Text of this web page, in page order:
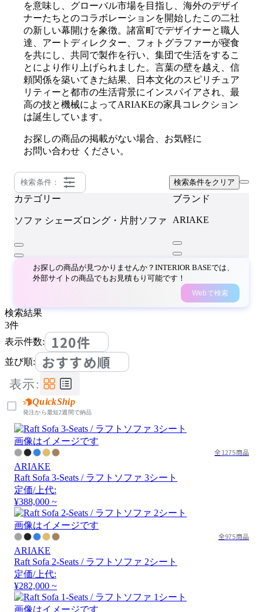
を意味し、グローバル市場を目指し、海外のデザイ
ナーたちとのコラボレーションを開始したこの二社
の新しい幕開けを象徴。諸富町でデザイナーと職人
達、アートディレクター、フォトグラファーが寝食
を共にし、共同で製作を行い、集団で生活をするこ
とにより作り上げられました。言葉の壁を越え、信
頼関係を築いてきた結果、日本文化のスピリチュア
リティーと都市の生活背景にインスパイアされ、最
高の技と機械によってARIAKEの家具コレクション
は誕生しています。
お探しの商品の掲載がない場合、お気軽に
お問い合わせ ください。
検索条件： 検索条件をクリア
カテゴリー
ソファ シェーズロング・片肘ソファ
ブランド
ARIAKE
お探しの商品が見つかりませんか？INTERIOR BASEでは、
外部サイトの商品でもお見積もり可能です！
Webで検索
検索結果
3件
表示件数:
120件
並び順: おすすめ順
表示:
QuickShip
発注から最短2週間で納品
画像はイメージです
全1275商品
ARIAKE
Raft Sofa 3-Seats / ラフトソファ 3シート
定価/上代:
¥388,000 ~
画像はイメージです
全975商品
ARIAKE
Raft Sofa 2-Seats / ラフトソファ 2シート
定価/上代:
¥282,000 ~
画像はイメージです